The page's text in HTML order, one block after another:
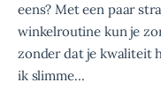
eens? Met een paar
winkelroutine kun je
zonder dat je kwaliteit
ik slimme…